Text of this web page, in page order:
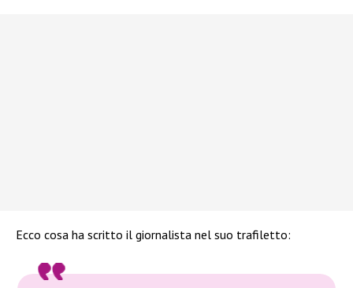
Ecco cosa ha scritto il giornalista nel suo trafiletto: